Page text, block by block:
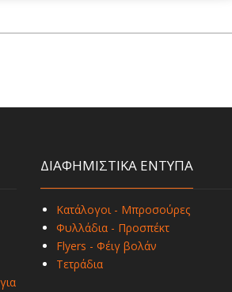
ΔΙΑΦΗΜΙΣΤΙΚΑ ΕΝΤΥΠΑ
Κατάλογοι - Μπροσούρες
Φυλλάδια - Προσπέκτ
Flyers - Φέιγ βολάν
Τετράδια